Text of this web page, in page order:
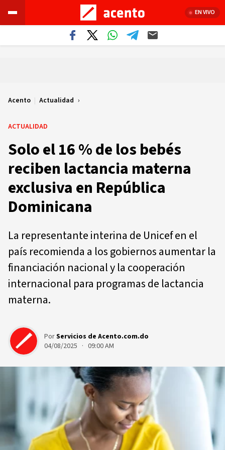
EN VIVO
Acento | Actualidad
ACTUALIDAD
Solo el 16 % de los bebés
reciben lactancia materna
exclusiva en República
Dominicana
La representante interina de Unicef en el
país recomienda a los gobiernos aumentar la
financiación nacional y la cooperación
internacional para programas de lactancia
materna.
PorServicios de Acento.com.do
04/08/2025 · 09:00 AM